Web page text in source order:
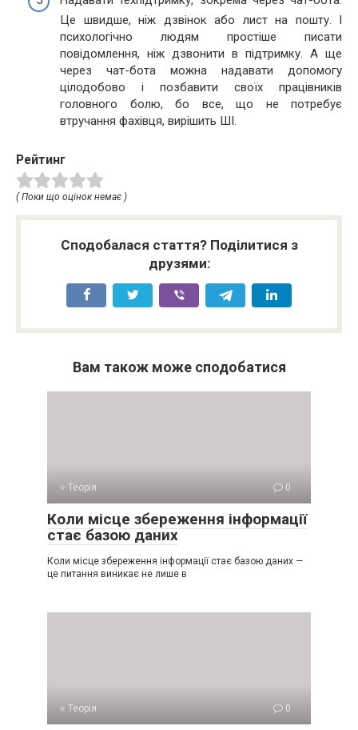
Це швидше, ніж дзвінок або лист на пошту. І
психологічно людям простіше писати
повідомлення, ніж дзвонити в підтримку. А ще
через чат-бота можна надавати допомогу
цілодобово і позбавити своїх працівників
головного болю, бо все, що не потребує
втручання фахівця, вирішить ШІ.
Рейтинг
( Поки що оцінок немає )
Сподобалася стаття? Поділитися з
друзями:
Вам також може сподобатися
⭐ Теорія 0
Коли місце збереження інформації
стає базою даних
Коли місце збереження інформації стає базою даних —
це питання виникає не лише в
⭐ Теорія 0